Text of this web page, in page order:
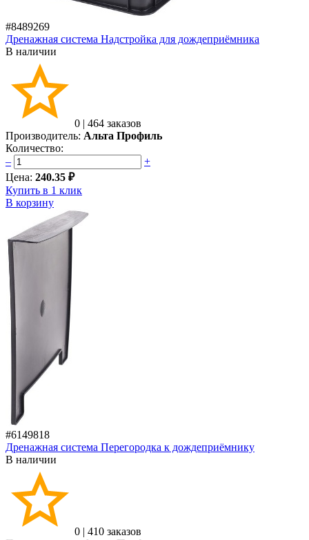
#8489269
Дренажная система Надстройка для дождеприёмника
В наличии
0 | 464 заказов
Производитель: Альта Профиль
Количество:
–
+
Цена: 240.35 ₽
Купить в 1 клик
В корзину
#6149818
Дренажная система Перегородка к дождеприёмнику
В наличии
0 | 410 заказов